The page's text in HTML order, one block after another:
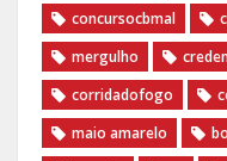
concursocbmal
mergulho
corridadofogo
maio amarelo